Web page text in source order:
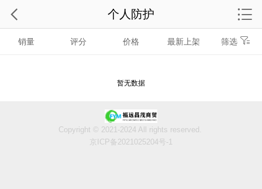
销量 评分 价格 最新上架 筛选
暂无数据
个人防护
Copyright © 2021-2024 All rights reserved.
京ICP备2021025204号-1